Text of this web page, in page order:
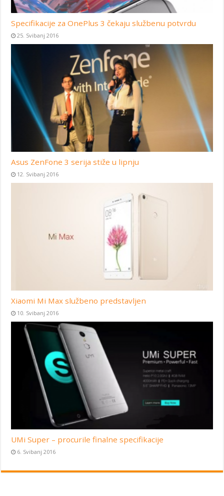
Specifikacije za OnePlus 3 čekaju službenu potvrdu
25. Svibanj 2016
Asus ZenFone 3 serija stiže u lipnju
12. Svibanj 2016
Xiaomi Mi Max službeno predstavljen
10. Svibanj 2016
UMi Super – procurile finalne specifikacije
6. Svibanj 2016